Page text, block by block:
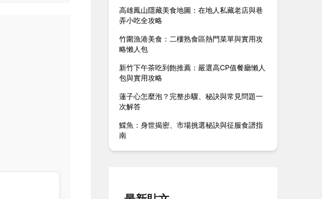
高雄鳳山隱藏美食地圖：在地人私藏老店與巷
弄小吃全攻略
竹圍漁港美食：二樓熟食區熱門菜單與實用攻
略懶人包
新竹下午茶吃到飽推薦：嚴選高CP值餐廳懶人
包與實用攻略
蓮子心怎麼泡？完整步驟、秘訣與常見問題一
次解答
鰈魚：身世揭密、市場挑選秘訣與征服食譜指
南